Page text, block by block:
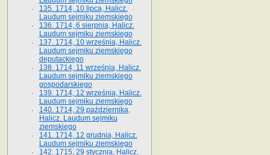
135. 1714, 10 lipca, Halicz.
Laudum sejmiku ziemskiego
136. 1714, 6 sierpnia, Halicz.
Laudum sejmiku ziemskiego
137. 1714, 10 września, Halicz.
Laudum sejmiku ziemskiego
deputackiego
138. 1714, 11 września, Halicz.
Laudum sejmiku ziemskiego
gospodarskiego
139. 1714, 12 września, Halicz.
Laudum sejmiku ziemskiego
140. 1714, 29 października,
Halicz. Laudum sejmiku
ziemskiego
141. 1714, 12 grudnia, Halicz.
Laudum sejmiku ziemskiego
142. 1715, 29 stycznia, Halicz.